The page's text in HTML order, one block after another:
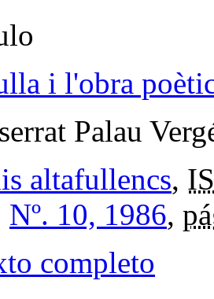
i l'obra
Palau
altafullencs,
Nº. 10, 1986,
completo